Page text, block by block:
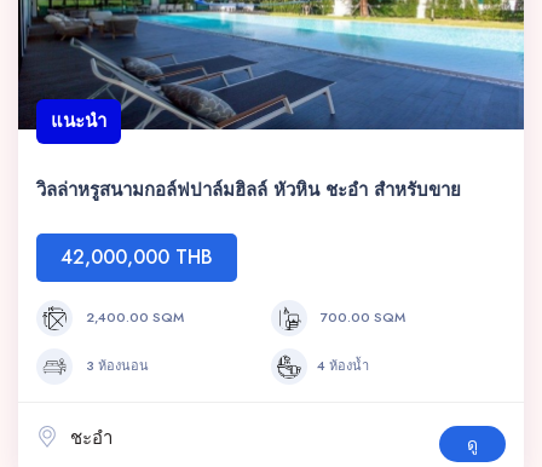
แนะนำ
วิลล่าหรูสนามกอล์ฟปาล์มฮิลล์ หัวหิน ชะอำ สำหรับขาย
42,000,000 THB
2,400.00 SQM 700.00 SQM
3 ห้องนอน 4 ห้องน้ำ
ชะอำ ดู